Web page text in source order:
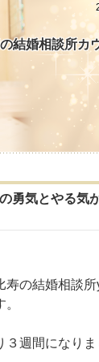
結婚相談所カ
勇気とやる気
寿の結婚相談
３週間になりま